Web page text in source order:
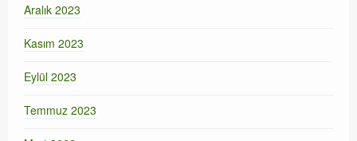
Aralık 2023
Kasım 2023
Eylül 2023
Temmuz 2023